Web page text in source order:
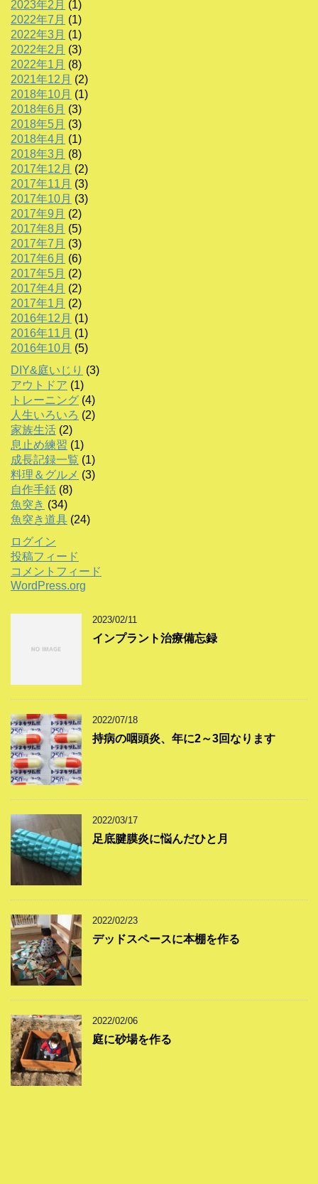
2023年2月 (1)
2022年7月 (1)
2022年3月 (1)
2022年2月 (3)
2022年1月 (8)
2021年12月 (2)
2018年10月 (1)
2018年6月 (3)
2018年5月 (3)
2018年4月 (1)
2018年3月 (8)
2017年12月 (2)
2017年11月 (3)
2017年10月 (3)
2017年9月 (2)
2017年8月 (5)
2017年7月 (3)
2017年6月 (6)
2017年5月 (2)
2017年4月 (2)
2017年1月 (2)
2016年12月 (1)
2016年11月 (1)
2016年10月 (5)
DIY&庭いじり (3)
アウトドア (1)
トレーニング (4)
人生いろいろ (2)
家族生活 (2)
息止め練習 (1)
成長記録一覧 (1)
料理＆グルメ (3)
自作手銛 (8)
魚突き (34)
魚突き道具 (24)
ログイン
投稿フィード
コメントフィード
WordPress.org
2023/02/11
インプラント治療備忘録
2022/07/18
持病の咽頭炎、年に2～3回なります
2022/03/17
足底腱膜炎に悩んだひと月
2022/02/23
デッドスペースに本棚を作る
2022/02/06
庭に砂場を作る